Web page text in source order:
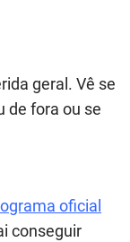
geral. Vê se
de fora ou se
oficial
conseguir